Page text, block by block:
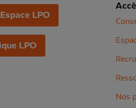
LPO
LPO
Nos